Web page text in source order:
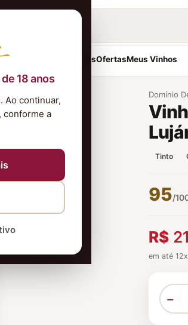
18 anos
Ao continuar,
conforme a
Rosés Kits & PresentesOfertasMeus Vinhos
Domínio
Tinto
95/
R$
em até 12x
−